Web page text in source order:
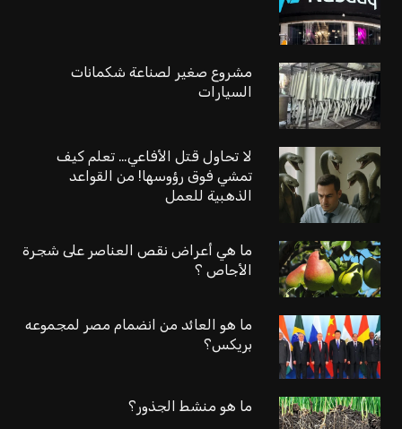
مشروع صغير لصناعة شكمانات
السيارات
لا تحاول قتل الأفاعي… تعلم كيف
تمشي فوق رؤوسها! من القواعد
الذهبية للعمل
ما هي أعراض نقص العناصر على شجرة
الأجاص ؟
ما هو العائد من انضمام مصر لمجموعه
بريكس؟
ما هو منشط الجذور؟